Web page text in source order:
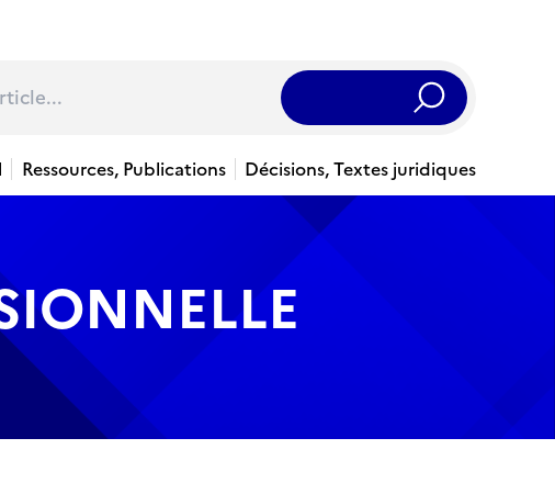
Rechercher
Ressources, Publications Décisions, Textes juridiques